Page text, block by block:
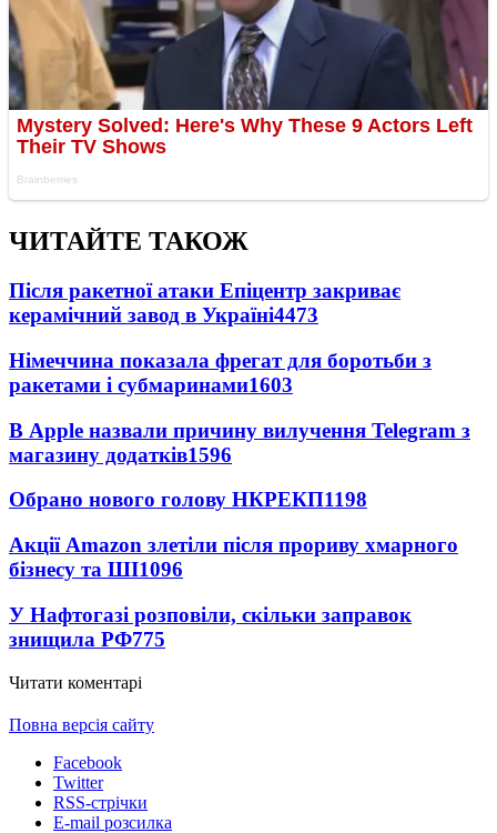
ЧИТАЙТЕ ТАКОЖ
Після ракетної атаки Епіцентр закриває
керамічний завод в Україні4473
Німеччина показала фрегат для боротьби з
ракетами і субмаринами1603
В Apple назвали причину вилучення Telegram з
магазину додатків1596
Обрано нового голову НКРЕКП1198
Акції Amazon злетіли після прориву хмарного
бізнесу та ШІ1096
У Нафтогазі розповіли, скільки заправок
знищила РФ775
Читати коментарі
Повна версія сайту
Facebook
Twitter
RSS-стрічки
E-mail розсилка